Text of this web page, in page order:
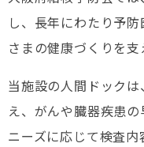
し、長年にわたり予
さまの健康づくりを支
当施設の人間ドック
え、がんや臓器疾患
ニーズに応じて検査